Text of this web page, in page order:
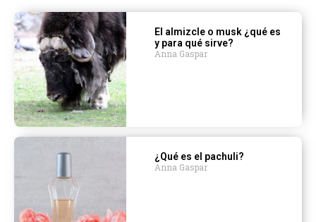
El almizcle o musk ¿qué es
y para qué sirve?
Anna Gaspar
¿Qué es el pachuli?
Anna Gaspar